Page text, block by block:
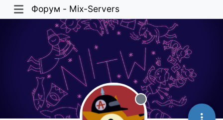
Форум - Mix-Servers
Не в сети